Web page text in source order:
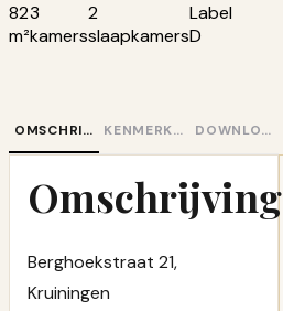
82
m²
3
kamers
2
slaapkamers
Label
D
OMSCHRIJVINGKENMERKEN DOWNLOADS
Omschrijving
Berghoekstraat 21,
Kruiningen